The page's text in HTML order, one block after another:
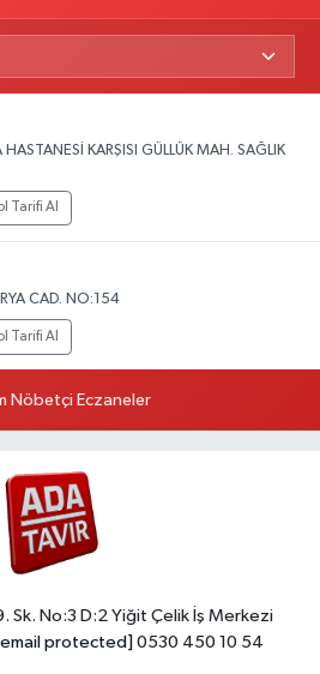
KARŞISI GÜLLÜK MAH. SAĞLIK
Tarifi Al
CAD. NO:154
Tarifi Al
Nöbetçi Eczaneler
Sk. No:3 D:2 Yiğit Çelik İş Merkezi
protected] 0530 450 10 54